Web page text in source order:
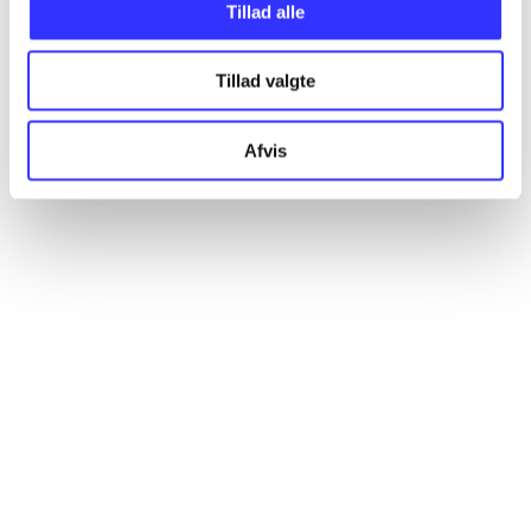
Tillad alle
Tillad valgte
Afvis
Artikler
Alle registrerede artikler fordelt på udgivelser